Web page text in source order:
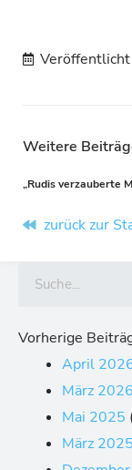
Veröffentlicht
Weitere
Prev
„Rudis verzauberte
zurück zur
Vorherige
April
März 2026
Mai 2025
März 2025